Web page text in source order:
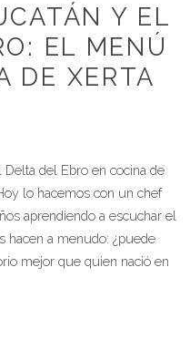
Y EL
EL MENÚ
DE XERTA
del Ebro en cocina de
lo hacemos con un chef
aprendiendo a escuchar el
hacen a menudo: ¿puede
mejor que quien nació en